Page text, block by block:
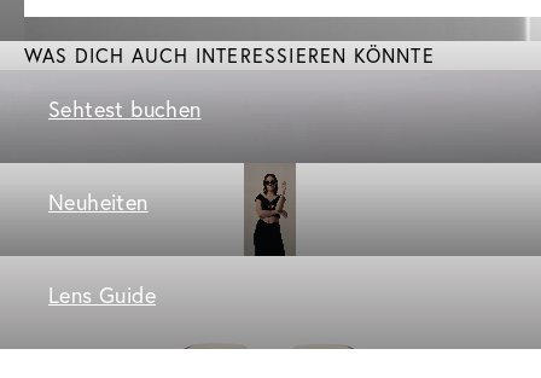
WAS DICH AUCH INTERESSIEREN KÖNNTE
Sehtest buchen
Neuheiten
Lens Guide